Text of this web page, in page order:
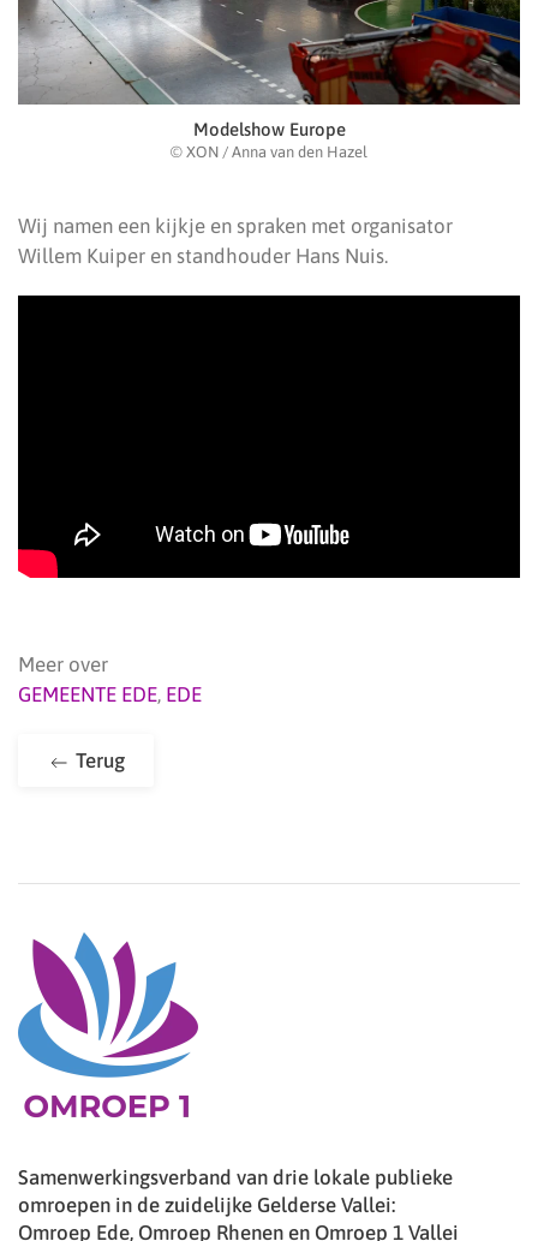
Modelshow Europe
© XON / Anna van den Hazel
Wij namen een kijkje en spraken met organisator
Willem Kuiper en standhouder Hans Nuis.
Meer over
GEMEENTE EDE, EDE
Terug
Samenwerkingsverband van drie lokale publieke
omroepen in de zuidelijke Gelderse Vallei:
Omroep Ede, Omroep Rhenen en Omroep 1 Vallei